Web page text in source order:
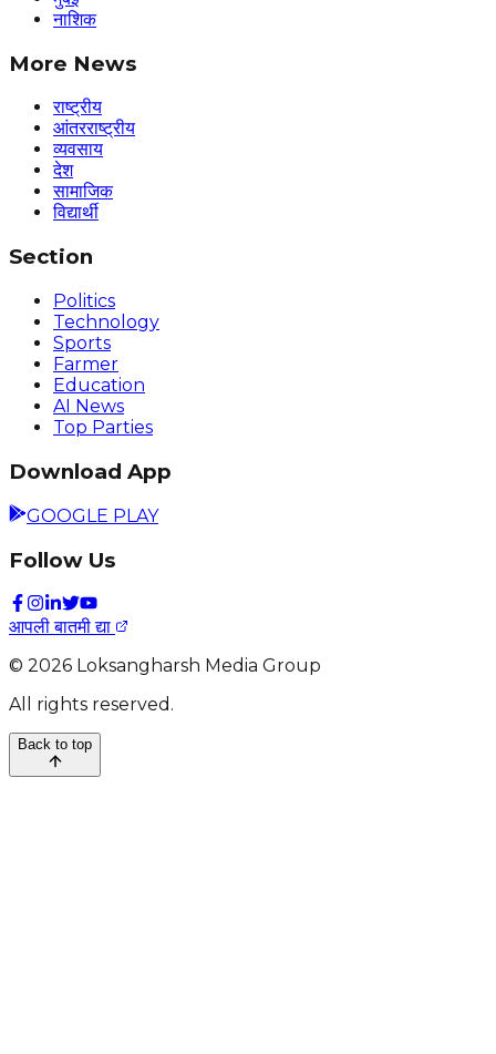
नाशिक
More News
राष्ट्रीय
आंतरराष्ट्रीय
व्यवसाय
देश
सामाजिक
विद्यार्थी
Section
Politics
Technology
Sports
Farmer
Education
AI News
Top Parties
Download App
GOOGLE PLAY
Follow Us
आपली बातमी द्या
© 2026 Loksangharsh Media Group
All rights reserved.
Back to top